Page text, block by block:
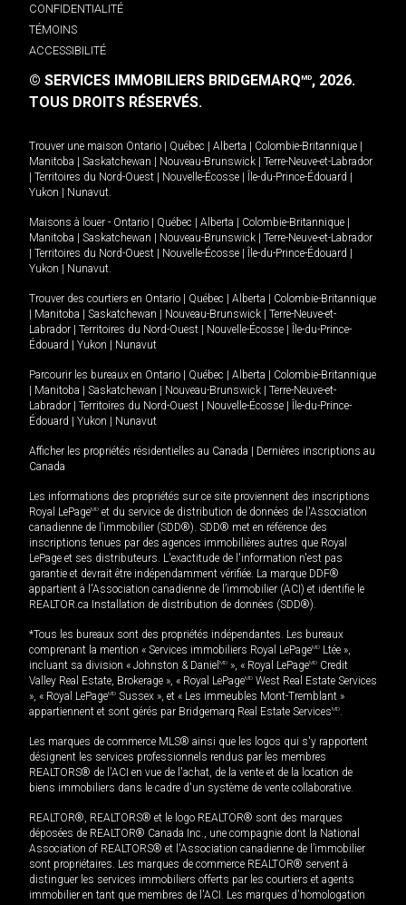
CONFIDENTIALITÉ
TÉMOINS
ACCESSIBILITÉ
© SERVICES IMMOBILIERS BRIDGEMARQMD, 2026.
TOUS DROITS RÉSERVÉS.
Trouver une maison Ontario Québec Alberta Colombie-Britannique
Manitoba
Saskatchewan Nouveau-Brunswick
Terre-Neuve-et-Labrador
Territoires du Nord-Ouest Nouvelle-Écosse Île-du-Prince-Édouard
Yukon
Nunavut.
Maisons à louer - Ontario Québec Alberta Colombie-Britannique
Manitoba
Saskatchewan Nouveau-Brunswick
Terre-Neuve-et-Labrador
Territoires du Nord-Ouest Nouvelle-Écosse Île-du-Prince-Édouard
Yukon
Nunavut.
Trouver des courtiers en Ontario Québec Alberta
Colombie-Britannique
Manitoba Saskatchewan Nouveau-Brunswick
Terre-Neuve-et-
Labrador
Territoires du Nord-Ouest Nouvelle-Écosse
Île-du-Prince-
Édouard
Yukon Nunavut
Parcourir les bureaux en Ontario Québec Alberta
Colombie-Britannique
Manitoba Saskatchewan Nouveau-Brunswick
Terre-Neuve-et-
Labrador
Territoires du Nord-Ouest Nouvelle-Écosse
Île-du-Prince-
Édouard
Yukon Nunavut
Afficher les propriétés résidentielles au Canada
Dernières inscriptions au
Canada
Les informations des propriétés sur ce site proviennent des inscriptions
Royal LePageMD et du service de distribution de données de l'Association
canadienne de l’immobilier (SDD®). SDD® met en référence des
inscriptions tenues par des agences immobilières autres que Royal
LePage et ses distributeurs. L'exactitude de l'information n'est pas
garantie et devrait être indépendamment vérifiée. La marque DDF®
appartient à l'Association canadienne de l’immobilier (ACI) et identifie le
REALTOR.ca Installation de distribution de données (SDD®).
*Tous les bureaux sont des propriétés indépendantes. Les bureaux
comprenant la mention « Services immobiliers Royal LePageMD Ltée »,
incluant sa division « Johnston & Daniel MD », « Royal LePageMD Credit
Valley Real Estate, Brokerage », « Royal LePageMD West Real Estate Services
», « Royal LePageMD Sussex », et « Les immeubles Mont-Tremblant »
appartiennent et sont gérés par Bridgemarq Real Estate ServicesMD.
Les marques de commerce MLS® ainsi que les logos qui s'y rapportent
désignent les services professionnels rendus par les membres
REALTORS® de l'ACI en vue de l'achat, de la vente et de la location de
biens immobiliers dans le cadre d'un système de vente collaborative.
REALTOR®, REALTORS® et le logo REALTOR® sont des marques
déposées de REALTOR® Canada Inc., une compagnie dont la National
Association of REALTORS® et l'Association canadienne de l’immobilier
sont propriétaires. Les marques de commerce REALTOR® servent à
distinguer les services immobiliers offerts par les courtiers et agents
immobilier en tant que membres de l'ACI. Les marques d'homologation